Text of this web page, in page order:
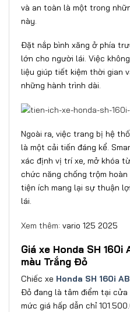
và an toàn là một trong
này.
Đặt nắp bình xăng ở phía
lớn cho người lái. Việc
liệu giúp tiết kiệm thời gian
những hành trình dài.
Ngoài ra, việc trang bị hệ
là một cải tiến đáng kể.
xác định vị trí xe, mở khóa
chức năng chống trộm
tiện ích mang lại sự thuận
lái.
Xem thêm: vario 125 2025
Giá xe Honda SH 160i
màu Trắng Đỏ
Chiếc xe Honda SH 160i
Đỏ đang là tâm điểm tại cửa
mức giá hấp dẫn chỉ